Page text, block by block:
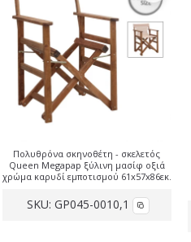
SKU: GP045-0010,1
Πολυθρόνα σκηνοθέτη - σκελετός
Queen Megapap ξύλινη μασίφ οξιά
χρώμα καρυδί εμποτισμού 61x57x86εκ.